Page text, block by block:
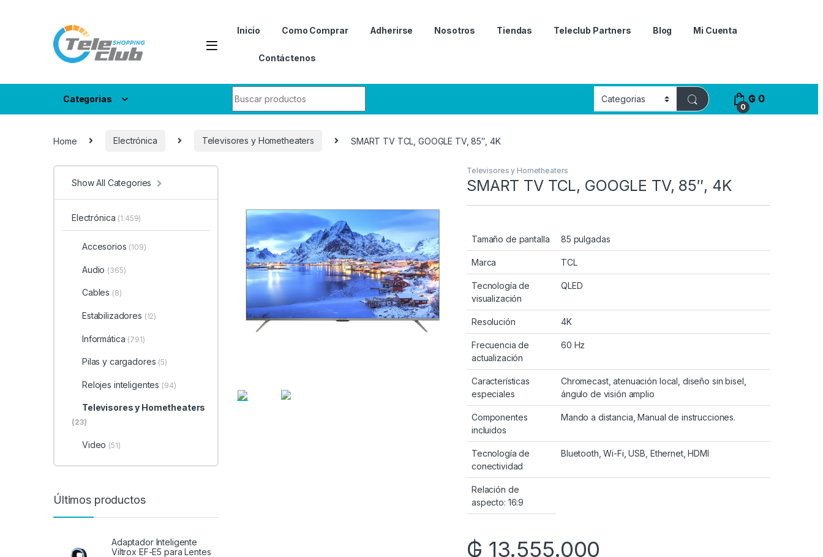
Inicio Como Comprar Adherirse Nosotros Tiendas Teleclub Partners Blog Mi Cuenta
Contáctenos
Categorias
0
₲ 0
Home Electrónica Televisores y Hometheaters SMART TV TCL, GOOGLE TV, 85″, 4K
Televisores y Hometheaters
SMART TV TCL, GOOGLE TV, 85″, 4K
Tamaño de pantalla 85 pulgadas
Marca TCL
Tecnología de
visualización
QLED
Resolución 4K
Frecuencia de
actualización
60 Hz
Características
especiales
Chromecast, atenuación local, diseño sin bisel,
ángulo de visión amplio
Componentes
incluidos
Mando a distancia, Manual de instrucciones.
Tecnología de
conectividad
Bluetooth, Wi-Fi, USB, Ethernet, HDMI
Relación de
aspecto: 16:9
₲ 13.555.000
Show All Categories
Electrónica (1.459)
Accesorios (109)
Audio (365)
Cables (8)
Estabilizadores (12)
Informática (791)
Pilas y cargadores (5)
Relojes inteligentes (94)
Televisores y Hometheaters
(23)
Video (51)
Últimos productos
Adaptador Inteligente
Viltrox EF-E5 para Lentes